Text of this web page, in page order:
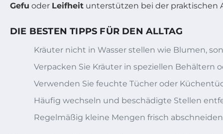
Gefu oder Leifheit unterstützen bei der praktischen
DIE BESTEN TIPPS FÜR DEN ALLTAG
Kräuter nicht in Wasser stellen wie Blumen,
Verpacken Sie Kräuter in speziellen Behältern
Verwenden Sie feuchte Tücher oder
Häufig wechseln und beschädigte Stellen
Regelmäßig kleine Mengen frisch